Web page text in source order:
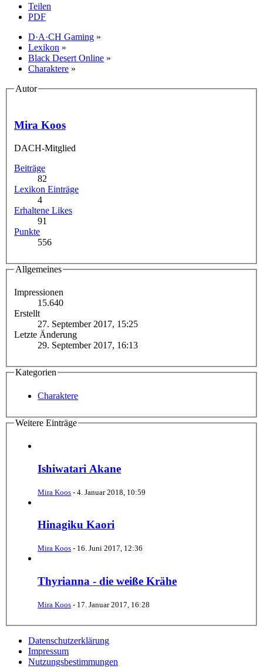
Teilen
PDF
D·A·CH Gaming »
Lexikon »
Black Desert Online »
Charaktere »
Autor
Mira Koos
DACH-Mitglied
Beiträge
82
Lexikon Einträge
4
Erhaltene Likes
91
Punkte
556
Allgemeines
Impressionen
15.640
Erstellt
27. September 2017, 15:25
Letzte Änderung
29. September 2017, 16:13
Kategorien
Charaktere
Weitere Einträge
Ishiwatari Akane
Mira Koos - 4. Januar 2018, 10:59
Hinagiku Kaori
Mira Koos - 16. Juni 2017, 12:36
Thyrianna - die weiße Krähe
Mira Koos - 17. Januar 2017, 16:28
Datenschutzerklärung
Impressum
Nutzungsbestimmungen